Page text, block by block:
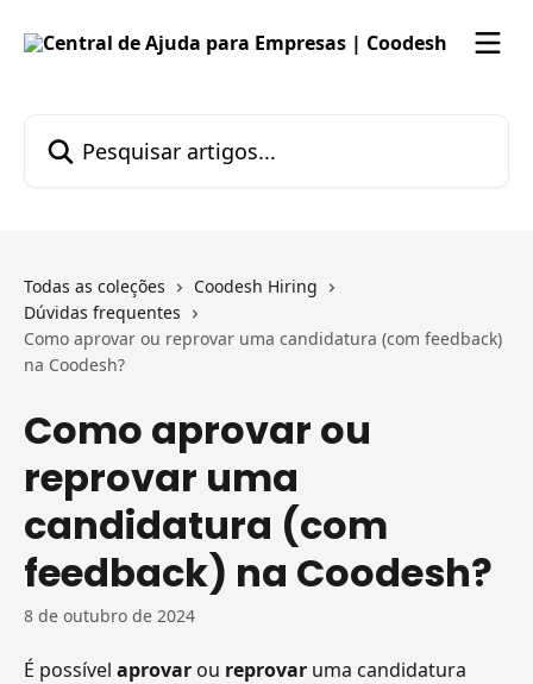
Todas as coleções
Coodesh Hiring
Dúvidas frequentes
Como aprovar ou reprovar uma candidatura (com feedback)
na Coodesh?
Como aprovar ou
reprovar uma
candidatura (com
feedback) na Coodesh?
8 de outubro de 2024
É possível aprovar ou reprovar uma candidatura